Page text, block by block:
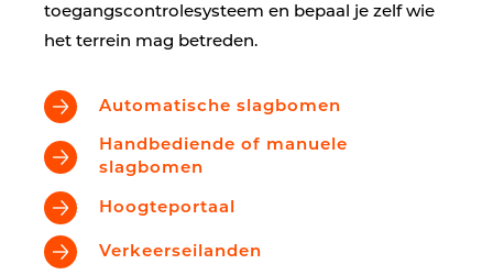
toegangscontrolesysteem en bepaal je zelf wie
het terrein mag betreden.
Automatische slagbomen
Handbediende of manuele
slagbomen
Hoogteportaal
Verkeerseilanden